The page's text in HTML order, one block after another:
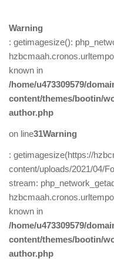
Warning
: getimagesize():
known in
/home/u473309579/
content/themes/bootin/
author.php
on line31Warning
: getimagesize(https://
content/uploads/2021/04/
stream:
known in
/home/u473309579/
content/themes/bootin/
author.php